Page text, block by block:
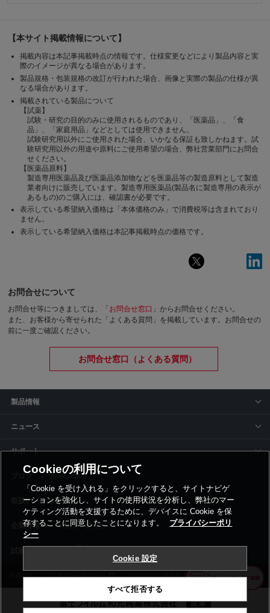
【本サイト掲載情報について】
掲載内容は本記事掲載時点の情報です。仕様変更などにより製品内容と実
際のイメージが異なる場合があります。
製品規格・包装規格の改訂が行われた場合、画像と実際の製品の仕様が異
なる場合があります。
掲載されている製品について
【試薬】
試験・研究の目的のみに使用されるものであり、「医薬品」、「食
品」、「家庭用品」などとしては使用できません。
試験研究用以外にご使用された場合、いかなる保証も致しかねます。試
験研究用以外の用途や原料にご使用希望の場合、弊社営業部門にお問合
せください。
【医薬品原料】
製造専用医薬品及び医薬品添加物などを医薬品等の製造原料として製造
業者向けに販売しています。製造専用医薬品(製品名に製造専用の表示が
あるもの)のご購入には、確認書が必要です。
表示している希望納入価格は「本体価格のみ」で消費税等は含まれており
ません。
表示している希望納入価格は本記事掲載時点の価格です。
お問合せについて
お問合せ等につきましては、「 お問合せ窓口 」からお問合せください。
また、お客様から寄せられた「よくある質問」を掲載しています。お問合せの
前に一度ご確認ください。
お問合せ窓口（よくある質問）
製品情報
ニュース
サポート
siyaku-blog
取扱いメーカー
事業所一覧
利用規約 プライバシーポリシー コーポレートサイト Cookie設定
Cookieの利用について
「Cookie を受け入れる」をクリックすると、サイトナビゲ
ーションを強化し、サイトの使用状況を分析し、弊社のマー
ケティング活動を支援するために、デバイスに Cookie を保
存することに同意したことになります。
プライバシーポリ
シー
Cookie 設定
すべて拒否する